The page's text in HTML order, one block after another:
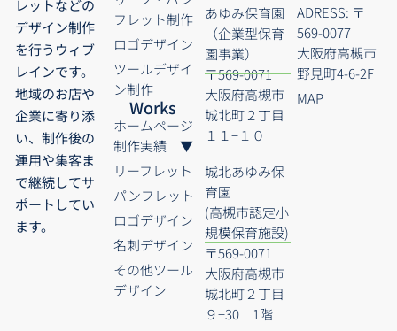
レットなどの
デザイン制作
を行うウィブ
レインです。
地域のお店や
企業に寄り添
い、制作後の
運用や集客ま
で継続してサ
ポートしてい
ます。
フレット制作
ロゴデザイン
ツールデザイ
ン制作
Works
ホームページ
制作実績 ▼
リーフレット
パンフレット
ロゴデザイン
名刺デザイン
その他ツール
デザイン
あゆみ保育園
（企業型保育
園事業）
〒569-0071
大阪府高槻市
城北町２丁目
１１−１０
城北あゆみ保
育園
(高槻市認定小
規模保育施設)
〒569-0071
大阪府高槻市
城北町２丁目
９−30 1階
ADRESS: 〒
569-0077
大阪府高槻市
野見町4-6-2F
MAP